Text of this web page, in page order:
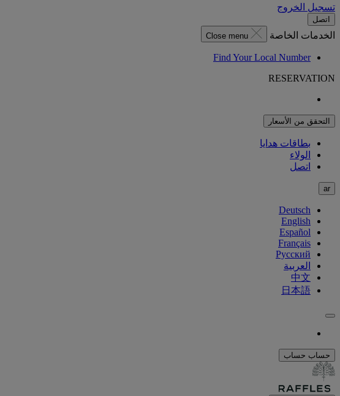
تسجيل الخروج
اتصل
الخدمات الخاصة Close menu
Find Your Local Number
RESERVATION
التحقق من الأسعار
بطاقات هدايا
الولاء
اتصل
ar
Deutsch
English
Español
Français
Русский
العربية
中文
日本語
حساب حساب